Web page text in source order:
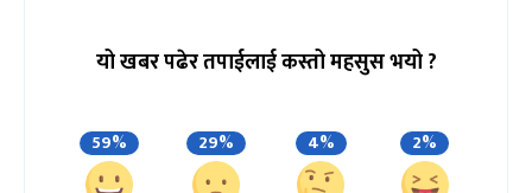
यो खबर पढेर तपाईलाई कस्तो महसुस भयो ?
59% 29% 4% 2%